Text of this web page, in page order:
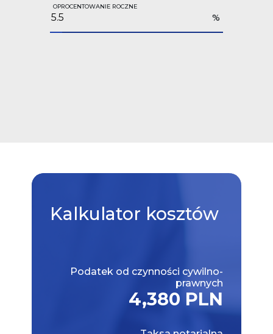
OPROCENTOWANIE ROCZNE
%
Kalkulator kosztów
Podatek od czynności cywilno-
prawnych
4,380 PLN